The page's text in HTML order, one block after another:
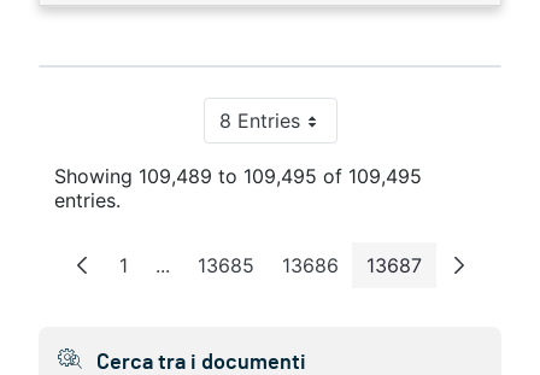
8 EntriesPer Page
Showing 109,489 to 109,495 of 109,495
entries.
Page
1 ...Intermediate Pages
Page
13685 Page
13686 Page
13687
Cerca tra i documenti